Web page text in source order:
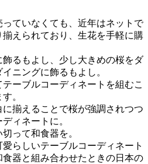
ていなくても、近年はネットで
えられており、生花を手軽に購
るもよし、少し大きめの桜をダ
ニングに飾るもよし。
ーブルコーディネートを組むこ
。
揃えることで桜が強調されつつ
ィネートに。
って和食器を。
らしいテーブルコーディネート
器と組み合わせたときの日本の